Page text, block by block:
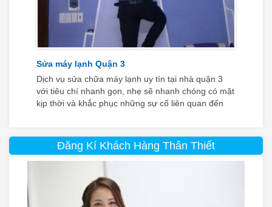
Sửa máy lạnh Quận 3
Dịch vụ sửa chữa máy lạnh uy tín tại nhà quận 3
với tiêu chí nhanh gọn, nhẹ sẽ nhanh chóng có mặt
kịp thời và khắc phục những sự cố liên quan đến
Đăng Kí Khách Hàng Thân Thiết